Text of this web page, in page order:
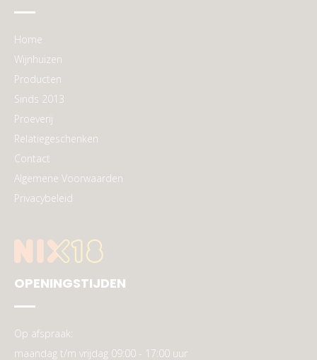
Home
Wijnhuizen
Producten
Sinds 2013
Proeverij
Relatiegeschenken
Contact
Algemene Voorwaarden
Privacybeleid
OPENINGSTIJDEN
Op afspraak:
maandag t/m vrijdag 09:00 - 17:00 uur